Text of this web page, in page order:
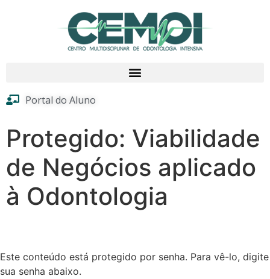
Portal do Aluno
Protegido: Viabilidade
de Negócios aplicado
à Odontologia
Este conteúdo está protegido por senha. Para vê-lo, digite
sua senha abaixo.